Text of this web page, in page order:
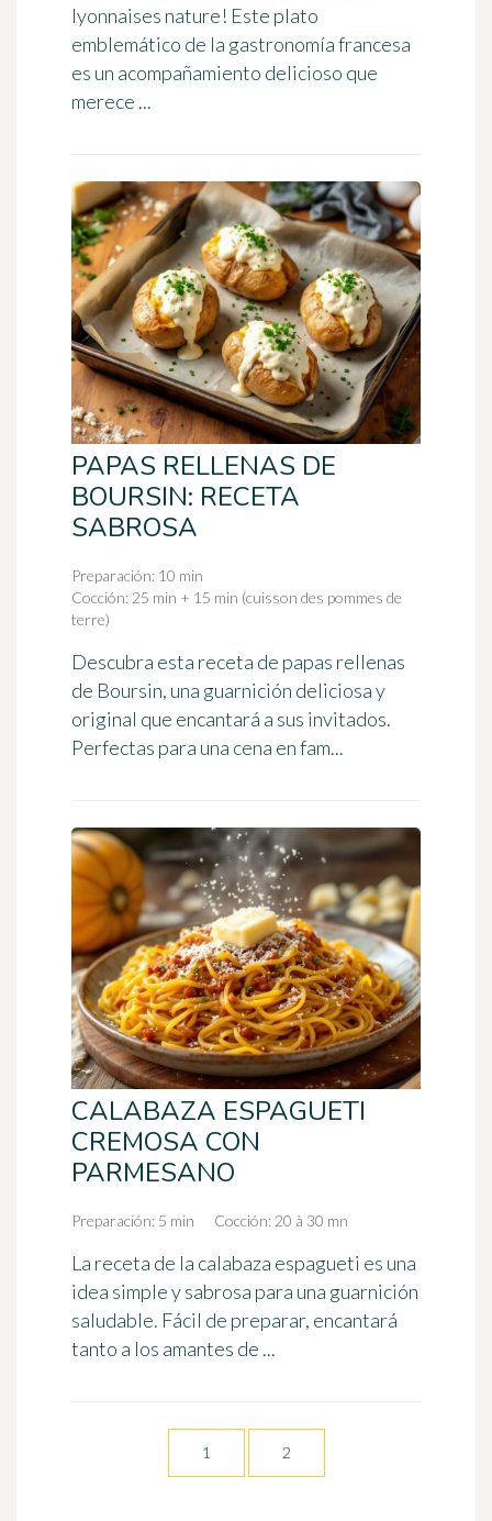
lyonnaises nature! Este plato
emblemático de la gastronomía francesa
es un acompañamiento delicioso que
merece ...
PAPAS RELLENAS DE
BOURSIN: RECETA
SABROSA
Preparación: 10 min
Cocción: 25 min + 15 min (cuisson des pommes de
terre)
Descubra esta receta de papas rellenas
de Boursin, una guarnición deliciosa y
original que encantará a sus invitados.
Perfectas para una cena en fam...
CALABAZA ESPAGUETI
CREMOSA CON
PARMESANO
Preparación: 5 min Cocción: 20 à 30 mn
La receta de la calabaza espagueti es una
idea simple y sabrosa para una guarnición
saludable. Fácil de preparar, encantará
tanto a los amantes de ...
1 2